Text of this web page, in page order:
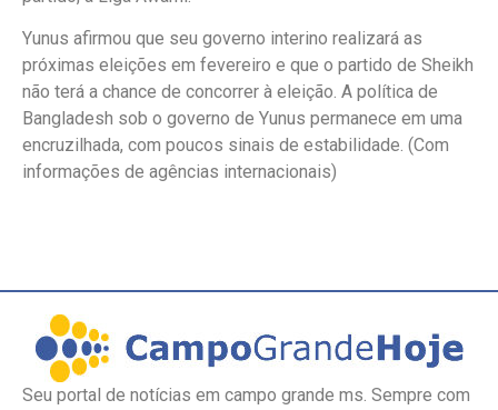
Yunus afirmou que seu governo interino realizará as
próximas eleições em fevereiro e que o partido de Sheikh
não terá a chance de concorrer à eleição. A política de
Bangladesh sob o governo de Yunus permanece em uma
encruzilhada, com poucos sinais de estabilidade. (Com
informações de agências internacionais)
Seu portal de notícias em campo grande ms. Sempre com